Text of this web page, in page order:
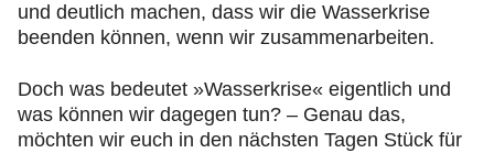
und deutlich machen, dass wir die Wasserkrise
beenden können, wenn wir zusammenarbeiten.
Doch was bedeutet »Wasserkrise« eigentlich und
was können wir dagegen tun? – Genau das,
möchten wir euch in den nächsten Tagen Stück für